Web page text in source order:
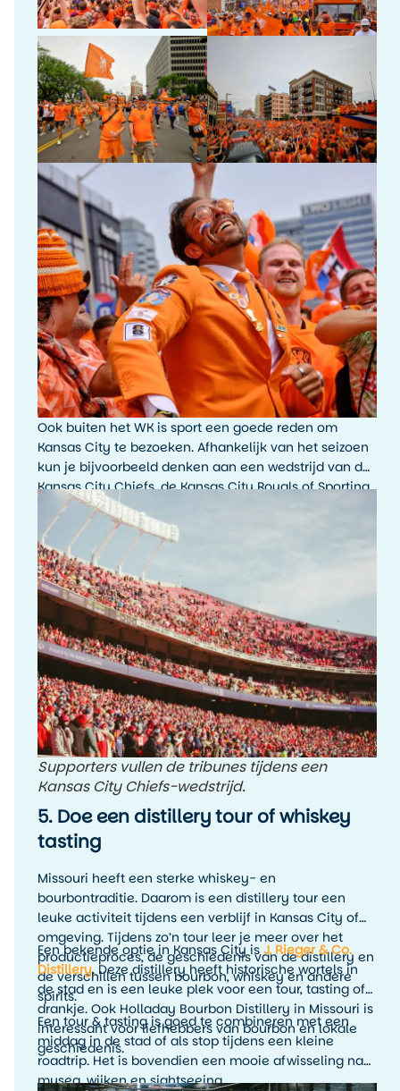
Ook buiten het WK is sport een goede reden om
Kansas City te bezoeken. Afhankelijk van het seizoen
kun je bijvoorbeeld denken aan een wedstrijd van de
Kansas City Chiefs, de Kansas City Royals of Sporting
Kansas City. De sfeer rondom een wedstrijddag, met
fans, tailgating en lokale trots, is typisch Amerikaans.
Supporters vullen de tribunes tijdens een
Kansas City Chiefs-wedstrijd.
5. Doe een distillery tour of whiskey
tasting
Missouri heeft een sterke whiskey- en
bourbontraditie. Daarom is een distillery tour een
leuke activiteit tijdens een verblijf in Kansas City of
omgeving. Tijdens zo’n tour leer je meer over het
productieproces, de geschiedenis van de distillery en
de verschillen tussen bourbon, whiskey en andere
spirits.
Een bekende optie in Kansas City isJ. Rieger & Co.
Distillery. Deze distillery heeft historische wortels in
de stad en is een leuke plek voor een tour, tasting of
drankje. Ook Holladay Bourbon Distillery in Missouri is
interessant voor liefhebbers van bourbon en lokale
geschiedenis.
Een tour & tasting is goed te combineren met een
middag in de stad of als stop tijdens een kleine
roadtrip. Het is bovendien een mooie afwisseling na
musea, wijken en sightseeing.